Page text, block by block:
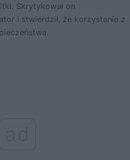
Skrytykował on
i stwierdził, że korzystanie z